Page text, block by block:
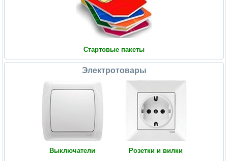
Стартовые пакеты
Электротовары
Выключатели Розетки и вилки